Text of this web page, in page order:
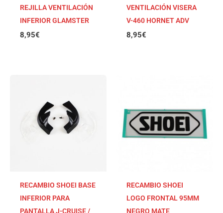
REJILLA VENTILACIÓN
INFERIOR GLAMSTER
8,95€
VENTILACIÓN VISERA
V-460 HORNET ADV
8,95€
RECAMBIO SHOEI BASE
INFERIOR PARA
PANTALLA J-CRUISE /
RECAMBIO SHOEI
LOGO FRONTAL 95MM
NEGRO MATE